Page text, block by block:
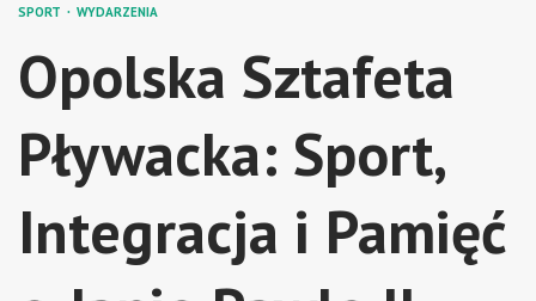
SPORT WYDARZENIA
Opolska Sztafeta
Pływacka: Sport,
Integracja i Pamięć